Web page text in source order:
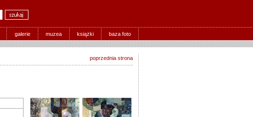
galerie muzea książki baza foto
poprzednia strona